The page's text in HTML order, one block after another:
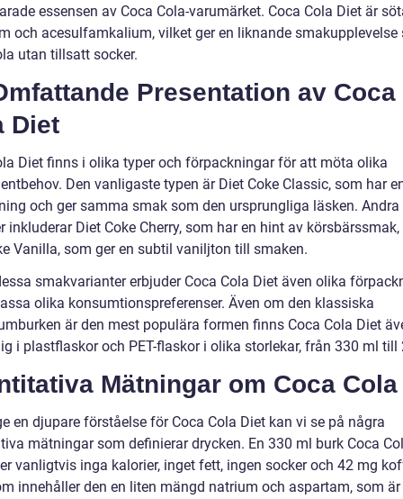
essensen av Coca Cola-varumärket. Coca Cola Diet är
och acesulfamkalium, vilket ger en liknande smakupplevelse
utan tillsatt socker.
Presentation av Coca
Diet
Diet finns i olika typer och förpackningar för att möta olika
Den vanligaste typen är Diet Coke Classic, som har
och ger samma smak som den ursprungliga läsken. Andra
inkluderar Diet Coke Cherry, som har en hint av
Vanilla, som ger en subtil vaniljton till smaken.
smakvarianter erbjuder Coca Cola Diet även olika
olika konsumtionspreferenser. Även om den klassiska
är den mest populära formen finns Coca Cola Diet
i plastflaskor och PET-flaskor i olika storlekar, från 330 ml till
Mätningar om Coca Cola
en djupare förståelse för Coca Cola Diet kan vi se på några
mätningar som definierar drycken. En 330 ml burk Coca
vanligtvis inga kalorier, inget fett, ingen socker och 42 mg
innehåller den en liten mängd natrium och aspartam, som är